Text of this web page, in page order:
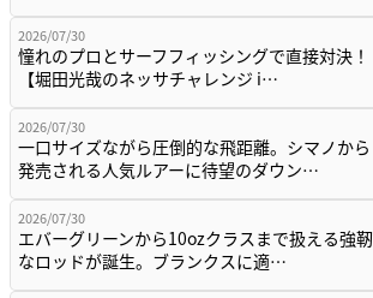
2026/07/30
憧れのプロとサーフフィッシングで直接対決！
【堀田光哉のネッサチャレンジ i…
2026/07/30
一口サイズながら圧倒的な飛距離。シマノから
発売される人気ルアーに待望のダウン…
2026/07/30
エバーグリーンから10ozクラスまで扱える強靭
なロッドが誕生。ブランクスに適…